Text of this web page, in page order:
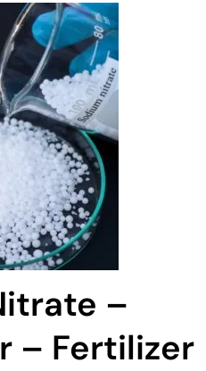
–
– Fertilizer